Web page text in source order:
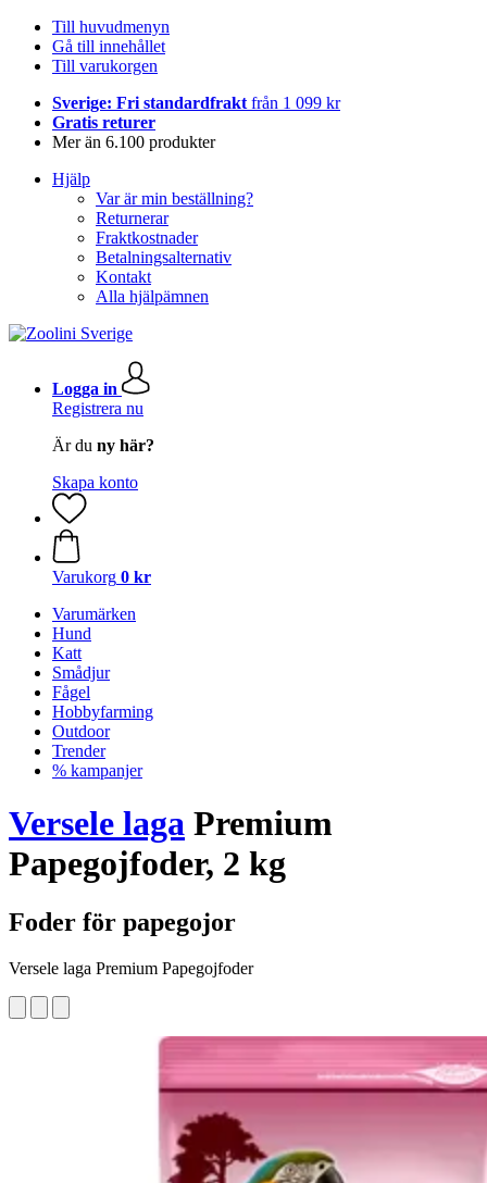
Till huvudmenyn
Gå till innehållet
Till varukorgen
Sverige: Fri standardfrakt från 1 099 kr
Gratis returer
Mer än 6.100 produkter
Hjälp
Var är min beställning?
Returnerar
Fraktkostnader
Betalningsalternativ
Kontakt
Alla hjälpämnen
Logga in
Registrera nu
Är du ny här?
Skapa konto
Varukorg 0 kr
Varumärken
Hund
Katt
Smådjur
Fågel
Hobbyfarming
Outdoor
Trender
% kampanjer
Versele laga Premium
Papegojfoder, 2 kg
Foder för papegojor
Versele laga Premium Papegojfoder